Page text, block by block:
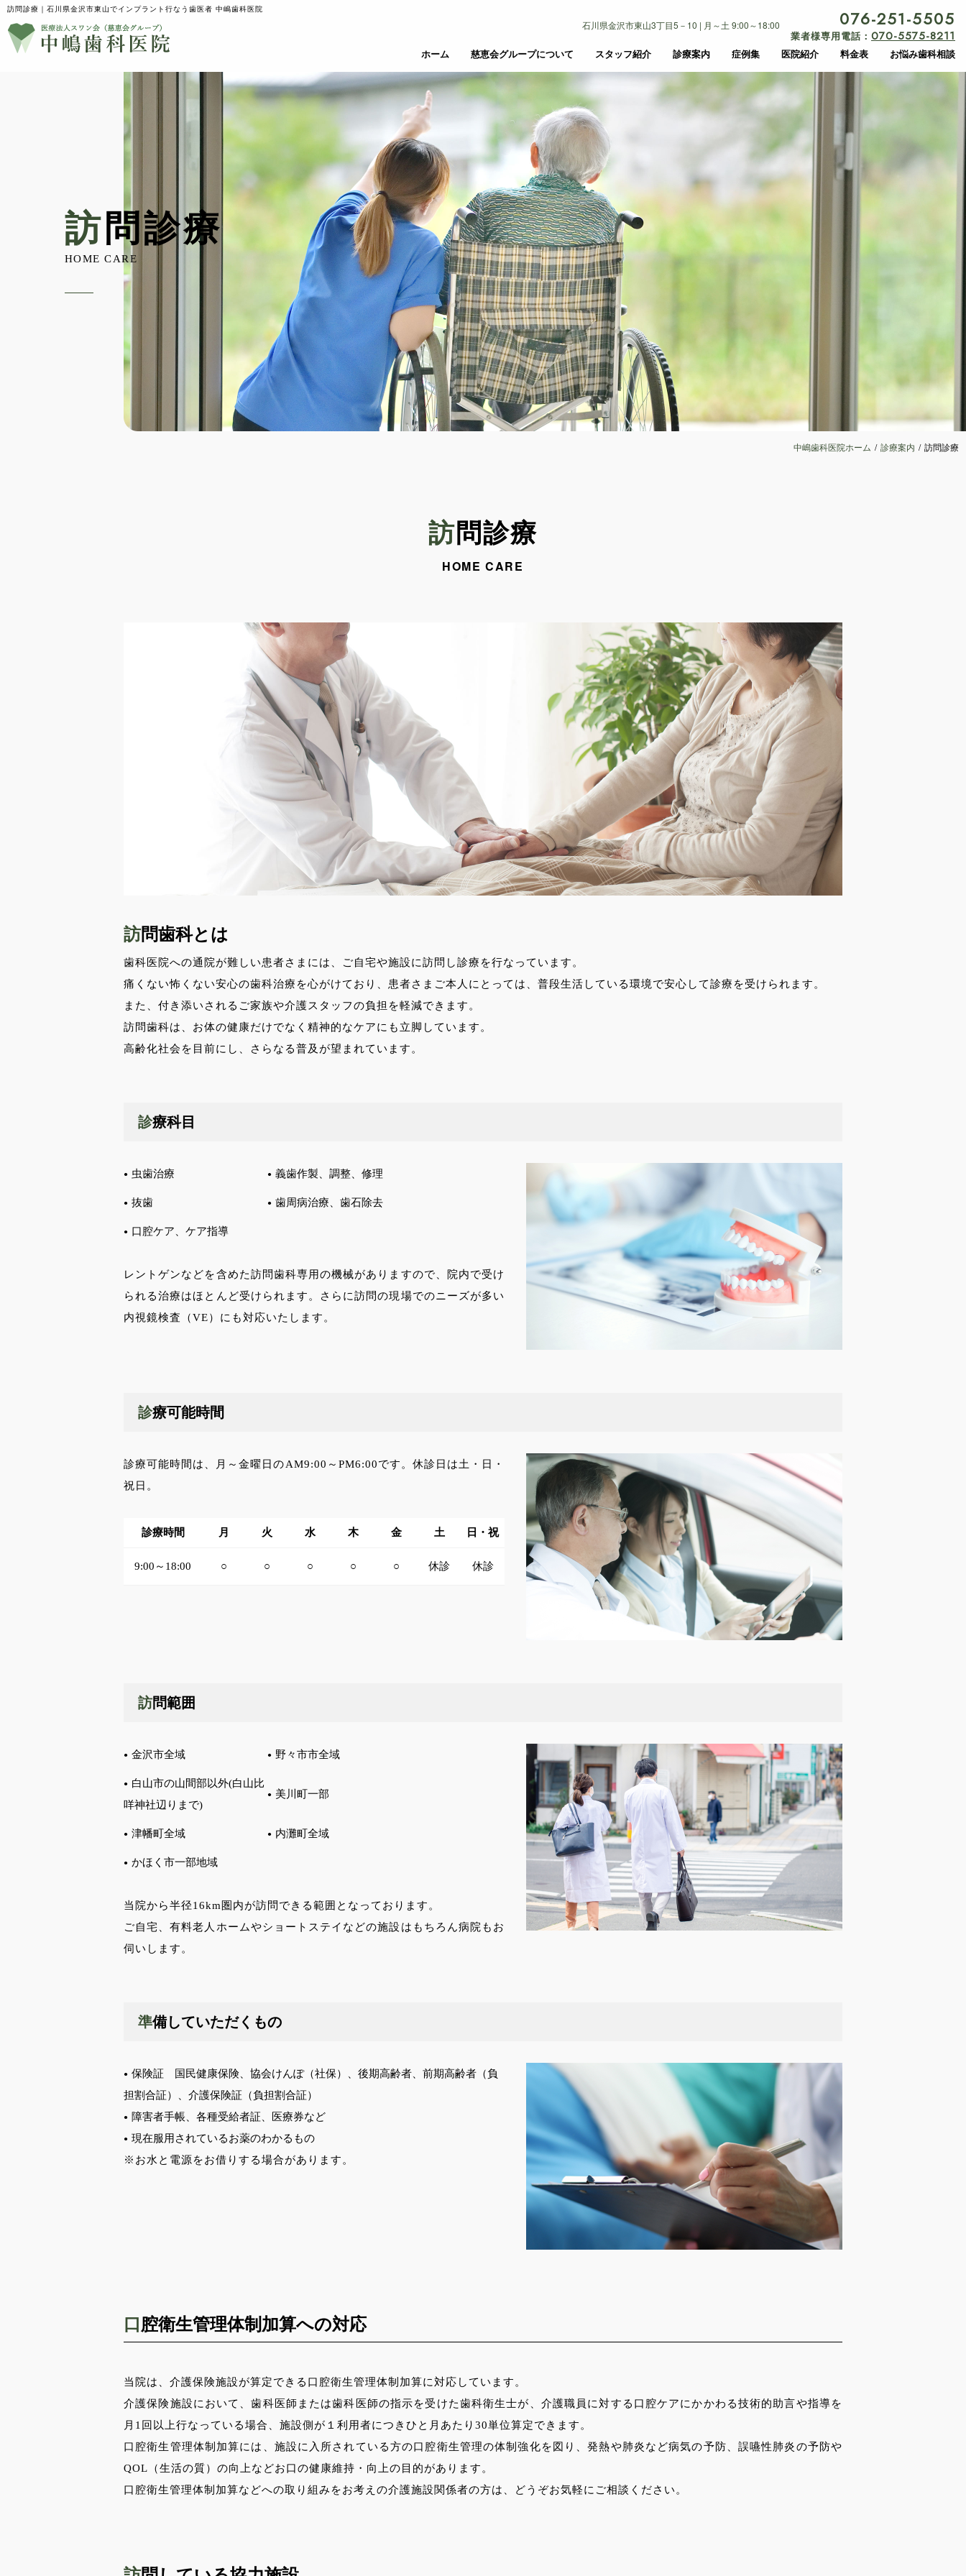
訪問診療｜石川県金沢市東山でインプラント行なう歯医者 中嶋歯科医院
石川県金沢市東山3丁目5－10 | 月～土 9:00～18:00 076-251-5505
業者様専用電話： 070-5575-8211
ホーム 慈恵会グループについて スタッフ紹介 診療案内
TREATMENT 診療案内
審美歯科・ホワイトニング 矯正歯科
症例集 医院紹介 料金表 お悩み歯科相談
TREATMENT 診療案内
一般治療 インプラント 審美歯科・ホワイトニング 矯正歯科
訪問診療
HOME CARE
中嶋歯科医院ホーム 診療案内 訪問診療
訪問診療
HOME CARE
訪問歯科とは
歯科医院への通院が難しい患者さまには、ご自宅や施設に訪問し診療を行なっています。
痛くない怖くない安心の歯科治療を心がけており、患者さまご本人にとっては、普段生活している環境で安心して診療を受けられます。
また、付き添いされるご家族や介護スタッフの負担を軽減できます。
訪問歯科は、お体の健康だけでなく精神的なケアにも立脚しています。
高齢化社会を目前にし、さらなる普及が望まれています。
診療科目
虫歯治療 義歯作製、調整、修理
抜歯 歯周病治療、歯石除去
口腔ケア、ケア指導
レントゲンなどを含めた訪問歯科専用の機械がありますので、院内で受け
られる治療はほとんど受けられます。さらに訪問の現場でのニーズが多い
内視鏡検査（VE）にも対応いたします。
診療可能時間
診療可能時間は、月～金曜日のAM9:00～PM6:00です。休診日は土・日・
祝日。
診療時間 月 火 水 木 金 土 日・祝
9:00～18:00 ○ ○ ○ ○ ○ 休診 休診
訪問範囲
金沢市全域 野々市市全域
白山市の山間部以外(白山比
咩神社辺りまで)
美川町一部
津幡町全域 内灘町全域
かほく市一部地域
当院から半径16km圏内が訪問できる範囲となっております。
ご自宅、有料老人ホームやショートステイなどの施設はもちろん病院もお
伺いします。
準備していただくもの
保険証 国民健康保険、協会けんぽ（社保）、後期高齢者、前期高齢者（負
担割合証）、介護保険証（負担割合証）
障害者手帳、各種受給者証、医療券など
現在服用されているお薬のわかるもの
※お水と電源をお借りする場合があります。
口腔衛生管理体制加算への対応
当院は、介護保険施設が算定できる口腔衛生管理体制加算に対応しています。
介護保険施設において、歯科医師または歯科医師の指示を受けた歯科衛生士が、介護職員に対する口腔ケアにかかわる技術的助言や指導を
月1回以上行なっている場合、施設側が１利用者につきひと月あたり30単位算定できます。
口腔衛生管理体制加算には、施設に入所されている方の口腔衛生管理の体制強化を図り、発熱や肺炎など病気の予防、誤嚥性肺炎の予防や
QOL（生活の質）の向上などお口の健康維持・向上の目的があります。
口腔衛生管理体制加算などへの取り組みをお考えの介護施設関係者の方は、どうぞお気軽にご相談ください。